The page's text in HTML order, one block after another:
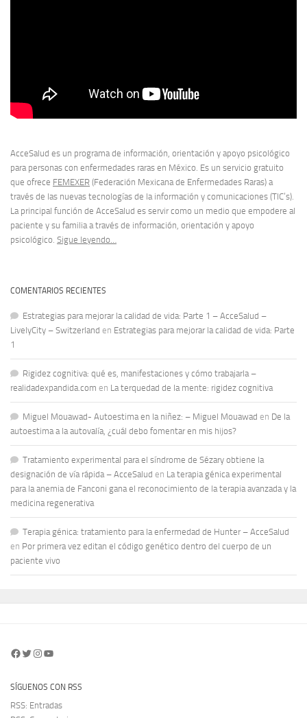
AcceSalud es un programa de información, orientación y apoyo psicológico
para personas con enfermedades raras en México. Es un servicio gratuito
que ofrece FEMEXER (Federación Mexicana de Enfermedades Raras) a
través de las nuevas tecnologías de la información y comunicaciones (TIC’s).
La principal función de AcceSalud es servir como un medio que empodere al
paciente y su familia a través de información, orientación y apoyo
psicológico. Sigue leyendo…
COMENTARIOS RECIENTES
Estrategias para mejorar la calidad de vida: Parte 1 – AcceSalud –
LivelyCity – Switzerland en Estrategias para mejorar la calidad de vida: Parte
1
Rigidez cognitiva: qué es, manifestaciones y cómo trabajarla –
realidadexpandida.com en La terquedad de la mente: rigidez cognitiva
Miguel Mouawad- Autoestima en la niñez: – Miguel Mouawad en De la
autoestima a la autovalía, ¿cuál debo fomentar en mis hijos?
Tratamiento experimental para el síndrome de Sézary obtiene la
designación de vía rápida – AcceSalud en La terapia génica experimental
para la anemia de Fanconi gana el reconocimiento de la terapia avanzada y la
medicina regenerativa
Terapia génica: tratamiento para la enfermedad de Hunter – AcceSalud
en Por primera vez editan el código genético dentro del cuerpo de un
paciente vivo
Facebook
Twitter
Instagram
YouTube
SÍGUENOS CON RSS
RSS: Entradas